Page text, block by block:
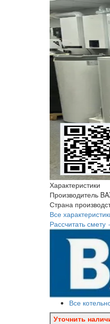
Характеристики
Производитель
Страна
Все
Рассчитать смету
Все
Уточнить